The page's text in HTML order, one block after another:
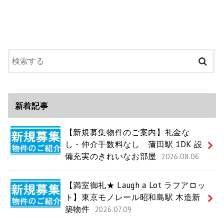
新着記事
【新規募集物件のご案内】礼金な
し・仲介手数料なし 蒲田駅 1DK 設
備充実のきれいなお部屋
2026.08.06
【満室御礼★ Laugh a Lot ラフアロッ
ト】東京モノレール昭和島駅 木造新
築物件
2026.07.09